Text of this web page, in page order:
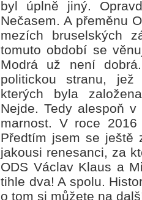
byl úplně jiný.
Nečasem. A přeměnu
mezích bruselských
tomuto období se
Modrá už není
politickou stranu, jež
kterých byla
Nejde. Tedy alespoň
marnost. V roce
Předtím jsem se ještě
jakousi renesanci, za
ODS Václav Klaus a
tihle dva! A spolu.
o tom si můžete na